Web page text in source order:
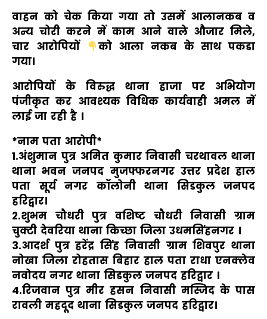
वाहन को चेक किया गया तो उसमें आलानकब व
अन्य चोरी करने में काम आने वाले औजार मिले,
चार आरोपियों
को आला नकब के साथ पकडा
गया।
आरोपियों के विरुद्ध थाना हाजा पर अभियोग
पंजीकृत कर आवश्यक विधिक कार्यवाही अमल में
लाई जा रही है ।
*नाम पता आरोपी*
1.अंशुमान पुत्र अमित कुमार निवासी चरथावल थाना
थाना भवन जनपद मुजफ्फरनगर उत्तर प्रदेश हाल
पता सूर्य नगर कॉलोनी थाना सिडकुल जनपद
हरिद्वार।
2.शुभम चौधरी पुत्र वशिष्ट चौधरी निवासी ग्राम
चुक्टी देवरिया थाना किच्छा जिला उधमसिंहनगर ।
3.आदर्श पुत्र हरेंद्र सिंह निवासी ग्राम शिवपुर थाना
नोखा जिला रोहतास बिहार हाल पता राधा एनक्लेव
नवोदय नगर थाना सिडकुल जनपद हरिद्वार ।
4.रिजवान पुत्र मीर हसन निवासी मस्जिद के पास
रावली महदूद थाना सिडकुल जनपद हरिद्वार।